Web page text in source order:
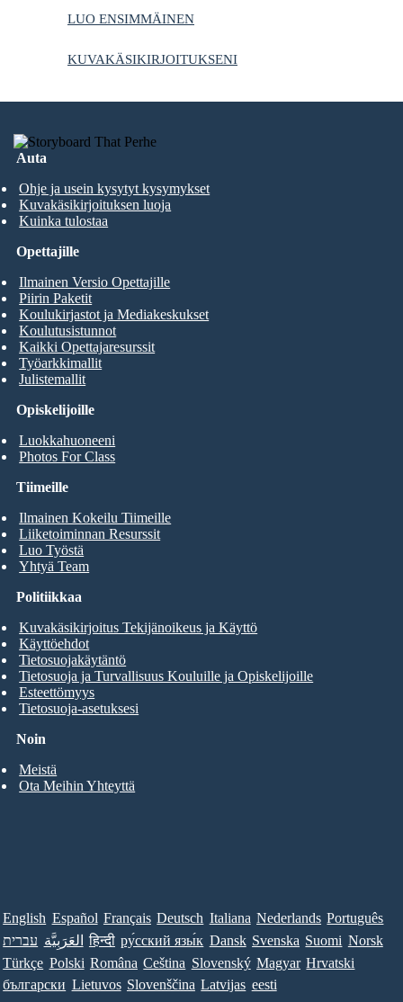
LUO ENSIMMÄINEN
KUVAKÄSIKIRJOITUKSENI
Auta
Ohje ja usein kysytyt kysymykset
Kuvakäsikirjoituksen luoja
Kuinka tulostaa
Opiskelijoille
Luokkahuoneeni
Photos For Class
Opettajille
Ilmainen Versio Opettajille
Piirin Paketit
Koulukirjastot ja Mediakeskukset
Koulutusistunnot
Kaikki Opettajaresurssit
Työarkkimallit
Julistemallit
Tiimeille
Ilmainen Kokeilu Tiimeille
Liiketoiminnan Resurssit
Luo Työstä
Yhtyä Team
Noin
Meistä
Ota Meihin Yhteyttä
Politiikkaa
Kuvakäsikirjoitus Tekijänoikeus ja Käyttö
Käyttöehdot
Tietosuojakäytäntö
Tietosuoja ja Turvallisuus Kouluille ja Opiskelijoille
Esteettömyys
Tietosuoja-asetuksesi
English Español Français Deutsch Italiana Nederlands Português
עברית العَرَبِيَّة हिन्दी ру́сский язы́к Dansk Svenska Suomi Norsk
Türkçe Polski Româna Ceština Slovenský Magyar Hrvatski
български Lietuvos Slovenščina Latvijas eesti